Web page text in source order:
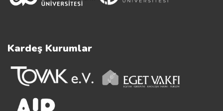
Kardeş Kurumlar